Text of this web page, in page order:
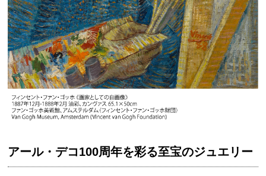
アール・デコ100周年を彩る至宝のジュエリー